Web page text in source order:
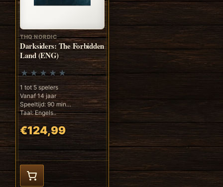
THQ NORDIC
Darksiders: The Forbidden
Land (ENG)
1 tot 5 spelers
Vanaf 14 jaar
Speeltijd: 90 min
Taal: Engels..
€124,99